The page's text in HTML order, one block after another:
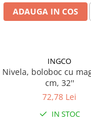
ADAUGA IN COS
INGCO
Nivela, boloboc cu
cm, 32''
72,78 Lei
IN STOC